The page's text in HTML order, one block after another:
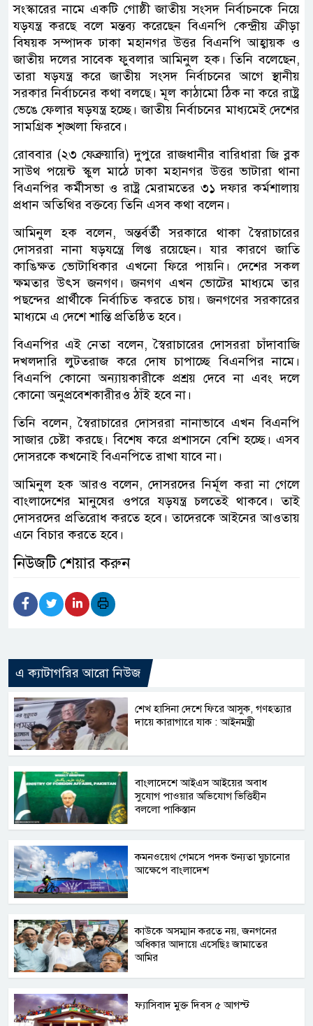
সংস্কারের নামে একটি গোষ্ঠী জাতীয় সংসদ নির্বাচনকে নিয়ে
যড়যন্ত্র করছে বলে মন্তব্য করেছেন বিএনপি কেন্দ্রীয় ক্রীড়া
বিষয়ক সম্পাদক ঢাকা মহানগর উত্তর বিএনপি আহ্বায়ক ও
জাতীয় দলের সাবেক ফুবলার আমিনুল হক। তিনি বলেছেন,
তারা ষড়যন্ত্র করে জাতীয় সংসদ নির্বাচনের আগে স্থানীয়
সরকার নির্বাচনের কথা বলছে। মূল কাঠামো ঠিক না করে রাষ্ট্র
ভেঙে ফেলার ষড়যন্ত্র হচ্ছে। জাতীয় নির্বাচনের মাধ্যমেই দেশের
সামগ্রিক শৃঙ্খলা ফিরবে।
রোববার (২৩ ফেব্রুয়ারি) দুপুরে রাজধানীর বারিধারা জি ব্লক
সাউথ পয়েন্ট স্কুল মাঠে ঢাকা মহানগর উত্তর ভাটারা থানা
বিএনপির কর্মীসভা ও রাষ্ট্র মেরামতের ৩১ দফার কর্মশালায়
প্রধান অতিথির বক্তব্যে তিনি এসব কথা বলেন।
আমিনুল হক বলেন, অন্তর্বর্তী সরকারে থাকা স্বৈরাচারের
দোসররা নানা ষড়যন্ত্রে লিপ্ত রয়েছেন। যার কারণে জাতি
কাঙিক্ষত ভোটাধিকার এখনো ফিরে পায়নি। দেশের সকল
ক্ষমতার উৎস জনগণ। জনগণ এখন ভোটের মাধ্যমে তার
পছন্দের প্রার্থীকে নির্বাচিত করতে চায়। জনগণের সরকারের
মাধ্যমে এ দেশে শান্তি প্রতিষ্ঠিত হবে।
বিএনপির এই নেতা বলেন, স্বৈরাচারের দোসররা চাঁদাবাজি
দখলদারি লুটতরাজ করে দোষ চাপাচ্ছে বিএনপির নামে।
বিএনপি কোনো অন্যায়কারীকে প্রশ্রয় দেবে না এবং দলে
কোনো অনুপ্রবেশকারীরও ঠাঁই হবে না।
তিনি বলেন, স্বৈরাচারের দোসররা নানাভাবে এখন বিএনপি
সাজার চেষ্টা করছে। বিশেষ করে প্রশাসনে বেশি হচ্ছে। এসব
দোসরকে কখনোই বিএনপিতে রাখা যাবে না।
আমিনুল হক আরও বলেন, দোসরদের নির্মূল করা না গেলে
বাংলাদেশের মানুষের ওপরে যড়যন্ত্র চলতেই থাকবে। তাই
দোসরদের প্রতিরোধ করতে হবে। তাদেরকে আইনের আওতায়
এনে বিচার করতে হবে।
নিউজটি শেয়ার করুন
এ ক্যাটাগরির আরো নিউজ
শেখ হাসিনা দেশে ফিরে আসুক, গণহত্যার
দায়ে কারাগারে যাক : আইনমন্ত্রী
বাংলাদেশে আইএস আইয়ের অবাধ
সুযোগ পাওয়ার অভিযোগ ভিত্তিহীন
বললো পাকিস্তান
কমনওয়েথ গেমসে পদক শুন্যতা ঘুচানোর
আক্ষেপে বাংলাদেশ
কাউকে অসম্মান করতে নয়, জনগনের
অধিকার আদায়ে এসেছিঃ জামাতের
আমির
ফ্যাসিবাদ মুক্ত দিবস ৫ আগস্ট